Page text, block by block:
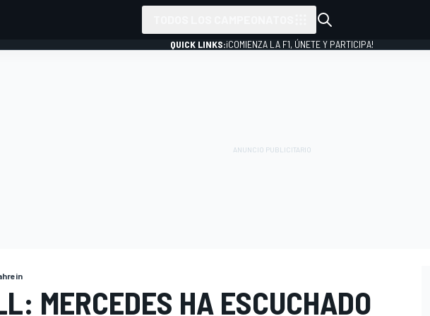
QUICK LINKS:¡COMIENZA LA F1, ÚNETE Y PARTICIPA!
MERCEDES HA ESCUCHADO